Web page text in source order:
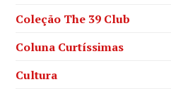
Coleção The 39 Club
Coluna Curtíssimas
Cultura